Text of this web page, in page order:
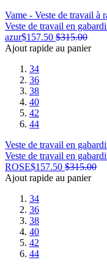
Vame - Veste de travail à
Veste de travail en
azur$157.50 $315.00
Ajout rapide au panier
34
36
38
40
42
44
Veste de travail en
Veste de travail en
ROSE$157.50 $315.00
Ajout rapide au panier
34
36
38
40
42
44